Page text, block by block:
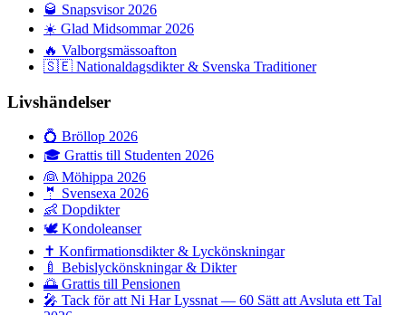
🥃 Snapsvisor 2026
☀️ Glad Midsommar 2026
🔥 Valborgsmässoafton
🇸🇪 Nationaldagsdikter & Svenska Traditioner
Livshändelser
💍 Bröllop 2026
🎓 Grattis till Studenten 2026
👰 Möhippa 2026
🤵 Svensexa 2026
👶 Dopdikter
🕊️ Kondoleanser
✝️ Konfirmationsdikter & Lyckönskningar
🍼 Bebislyckönskningar & Dikter
🌅 Grattis till Pensionen
🎤 Tack för att Ni Har Lyssnat — 60 Sätt att Avsluta ett Tal